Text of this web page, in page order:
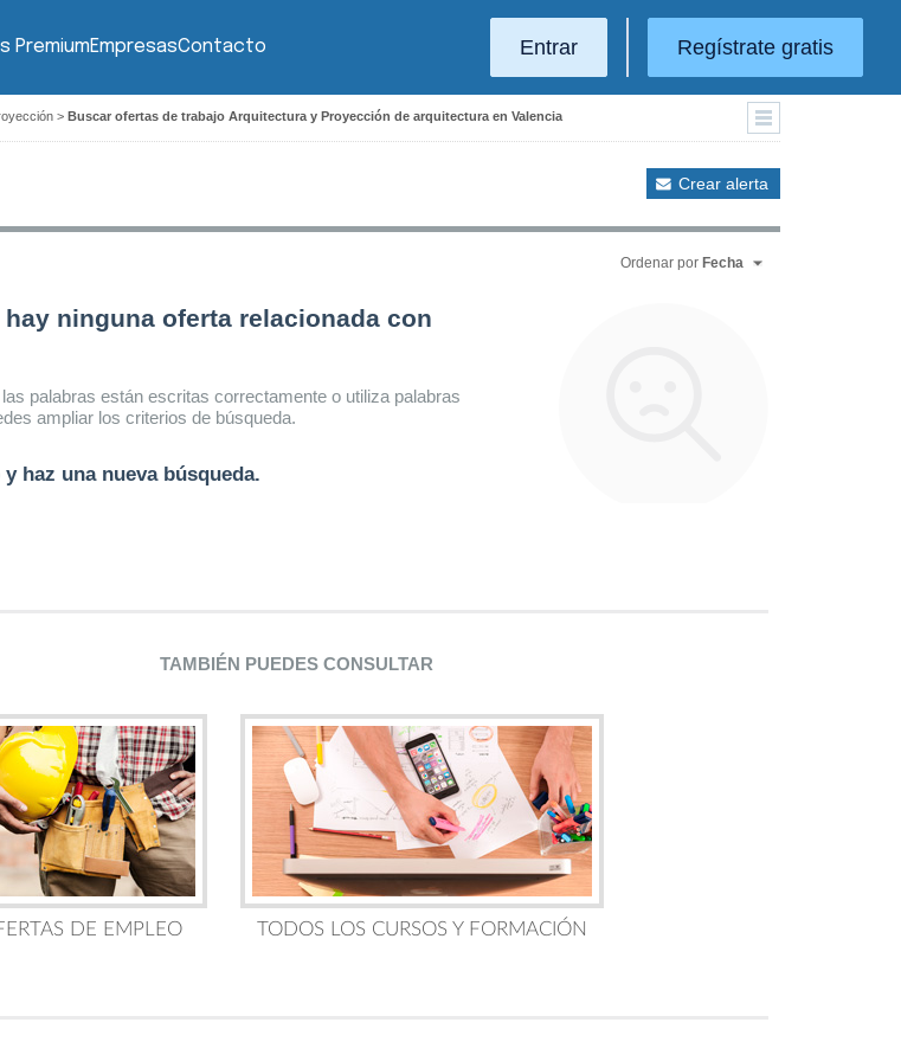
PremiumEmpresasContacto Entrar Regístrate gratis
> Buscar ofertas de trabajo Arquitectura y Proyección de arquitectura en Valencia
Crear alerta
Ordenar por Fecha
hay ninguna oferta relacionada con
palabras están escritas correctamente o utiliza palabras
ampliar los criterios de búsqueda.
haz una nueva búsqueda.
TAMBIÉN PUEDES CONSULTAR
DE EMPLEO TODOS LOS CURSOS Y FORMACIÓN